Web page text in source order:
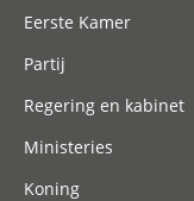
Eerste Kamer
Partij
Regering en kabinet
Ministeries
Koning